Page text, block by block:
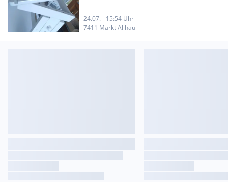
24.07. - 15:54 Uhr
7411 Markt Allhau